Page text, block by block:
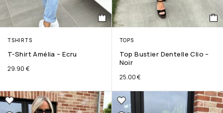
TSHIRTS
T-Shirt Amélia – Ecru
29.90 €
TOPS
Top Bustier Dentelle Clio –
Noir
25.00€